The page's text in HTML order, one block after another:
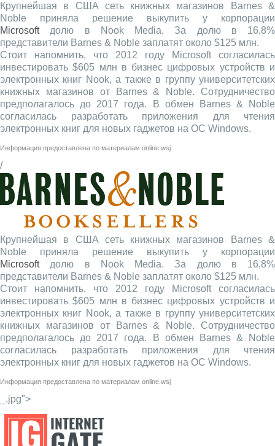
Крупнейшая в США сеть книжных магазинов Barnes &
Noble приняла решение выкупить у корпорации
Microsoftдолю в Nook Media. За долю в 16,8%
представители Barnes & Noble заплатят около $125 млн.
Стоит напомнить, что 2012 году Microsoft согласилась
инвестировать $605 млн в бизнес цифровых устройств и
электронных книг Nook, а также в группу университетских
книжных магазинов от Barnes & Noble. Сотрудничество
предполагалось до 2017 года. В обмен Barnes & Noble
согласилась разработать приложения для чтения
электронных книг для новых гаджетов на ОС Windows.
Информация предоставлена по материалам online.wsj
/
Крупнейшая в США сеть книжных магазинов Barnes &
Noble приняла решение выкупить у корпорации
Microsoftдолю в Nook Media. За долю в 16,8%
представители Barnes & Noble заплатят около $125 млн.
Стоит напомнить, что 2012 году Microsoft согласилась
инвестировать $605 млн в бизнес цифровых устройств и
электронных книг Nook, а также в группу университетских
книжных магазинов от Barnes & Noble. Сотрудничество
предполагалось до 2017 года. В обмен Barnes & Noble
согласилась разработать приложения для чтения
электронных книг для новых гаджетов на ОС Windows.
Информация предоставлена по материалам online.wsj
_.jpg">